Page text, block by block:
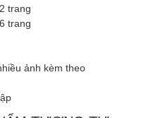
trang
trang
ảnh kèm theo